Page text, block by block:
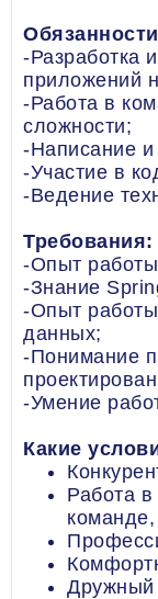
-Разработка
приложений
-Работа в
сложности;
-Написание и
-Участие в
-Ведение
Требования:
-Опыт
-Знание
-Опыт
данных;
-Понимание
-Умение
Какие
Работа
команде,
Дружный